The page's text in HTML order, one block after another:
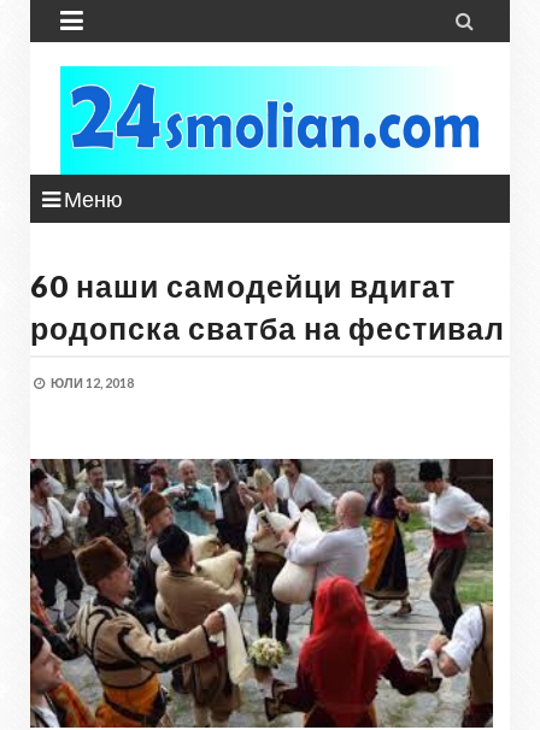
 
Меню
60 наши самодейци вдигат
родопска сватба на фестивал
ЮЛИ 12, 2018